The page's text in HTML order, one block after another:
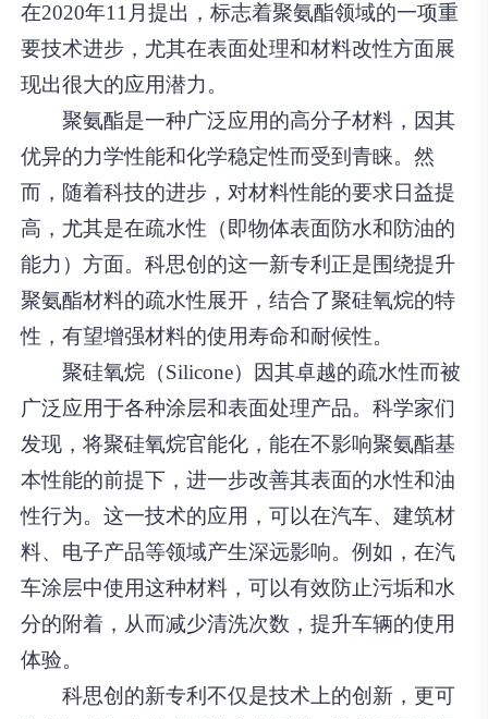
在2020年11月提出，标志着聚氨酯领域的一项重
要技术进步，尤其在表面处理和材料改性方面展
现出很大的应用潜力。
聚氨酯是一种广泛应用的高分子材料，因其
优异的力学性能和化学稳定性而受到青睐。然
而，随着科技的进步，对材料性能的要求日益提
高，尤其是在疏水性（即物体表面防水和防油的
能力）方面。科思创的这一新专利正是围绕提升
聚氨酯材料的疏水性展开，结合了聚硅氧烷的特
性，有望增强材料的使用寿命和耐候性。
聚硅氧烷（Silicone）因其卓越的疏水性而被
广泛应用于各种涂层和表面处理产品。科学家们
发现，将聚硅氧烷官能化，能在不影响聚氨酯基
本性能的前提下，进一步改善其表面的水性和油
性行为。这一技术的应用，可以在汽车、建筑材
料、电子产品等领域产生深远影响。例如，在汽
车涂层中使用这种材料，可以有效防止污垢和水
分的附着，从而减少清洗次数，提升车辆的使用
体验。
科思创的新专利不仅是技术上的创新，更可